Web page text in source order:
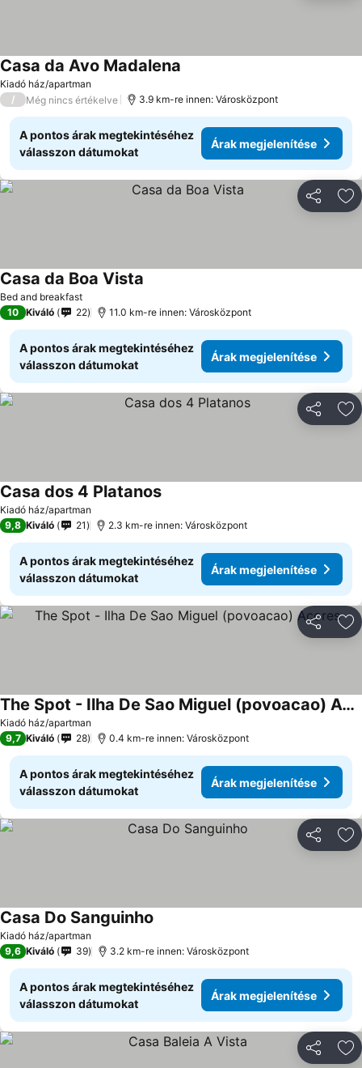
Kiadó ház/apartman
Casa da Avo Madalena
/ Még nincs értékelve 3.9 km-re innen: Városközpont
A pontos árak megtekintéséhez
válasszon dátumokat
Árak megjelenítése
Bed and breakfast
Casa da Boa Vista
10 Kiváló 22 11.0 km-re innen: Városközpont
A pontos árak megtekintéséhez
válasszon dátumokat
Árak megjelenítése
Kiadó ház/apartman
Casa dos 4 Platanos
9,8 Kiváló 21 2.3 km-re innen: Városközpont
A pontos árak megtekintéséhez
válasszon dátumokat
Árak megjelenítése
Kiadó ház/apartman
The Spot - Ilha De Sao Miguel (povoacao) Acores
9,7 Kiváló 28 0.4 km-re innen: Városközpont
A pontos árak megtekintéséhez
válasszon dátumokat
Árak megjelenítése
Kiadó ház/apartman
Casa Do Sanguinho
9,6 Kiváló 39 3.2 km-re innen: Városközpont
A pontos árak megtekintéséhez
válasszon dátumokat
Árak megjelenítése